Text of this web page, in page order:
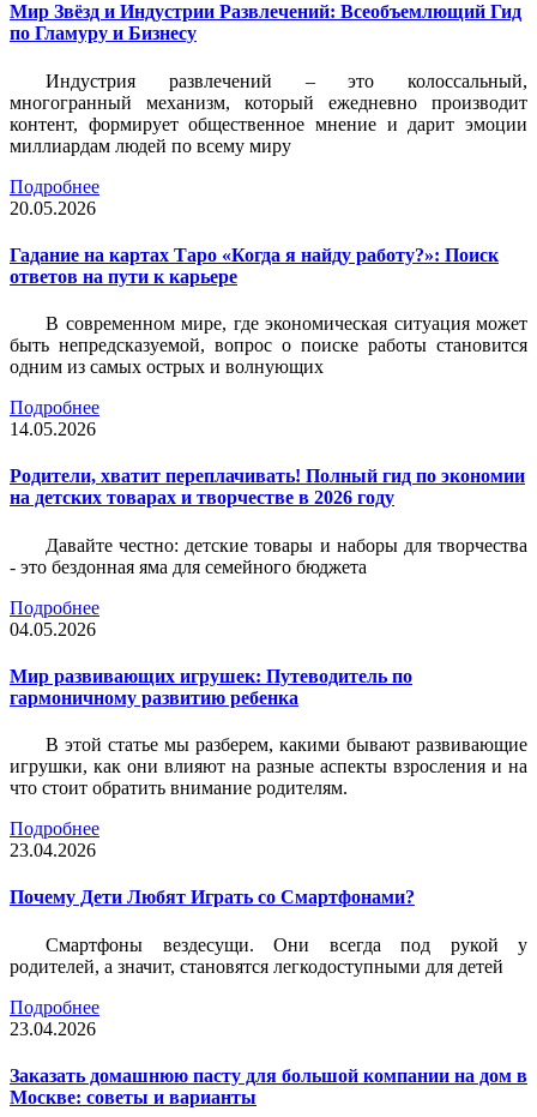
Мир Звёзд и Индустрии Развлечений: Всеобъемлющий Гид
по Гламуру и Бизнесу
Индустрия развлечений – это колоссальный,
многогранный механизм, который ежедневно производит
контент, формирует общественное мнение и дарит эмоции
миллиардам людей по всему миру
Подробнее
20.05.2026
Гадание на картах Таро «Когда я найду работу?»: Поиск
ответов на пути к карьере
В современном мире, где экономическая ситуация может
быть непредсказуемой, вопрос о поиске работы становится
одним из самых острых и волнующих
Подробнее
14.05.2026
Родители, хватит переплачивать! Полный гид по экономии
на детских товарах и творчестве в 2026 году
Давайте честно: детские товары и наборы для творчества
- это бездонная яма для семейного бюджета
Подробнее
04.05.2026
Мир развивающих игрушек: Путеводитель по
гармоничному развитию ребенка
В этой статье мы разберем, какими бывают развивающие
игрушки, как они влияют на разные аспекты взросления и на
что стоит обратить внимание родителям.
Подробнее
23.04.2026
Почему Дети Любят Играть со Смартфонами?
Смартфоны вездесущи. Они всегда под рукой у
родителей, а значит, становятся легкодоступными для детей
Подробнее
23.04.2026
Заказать домашнюю пасту для большой компании на дом в
Москве: советы и варианты